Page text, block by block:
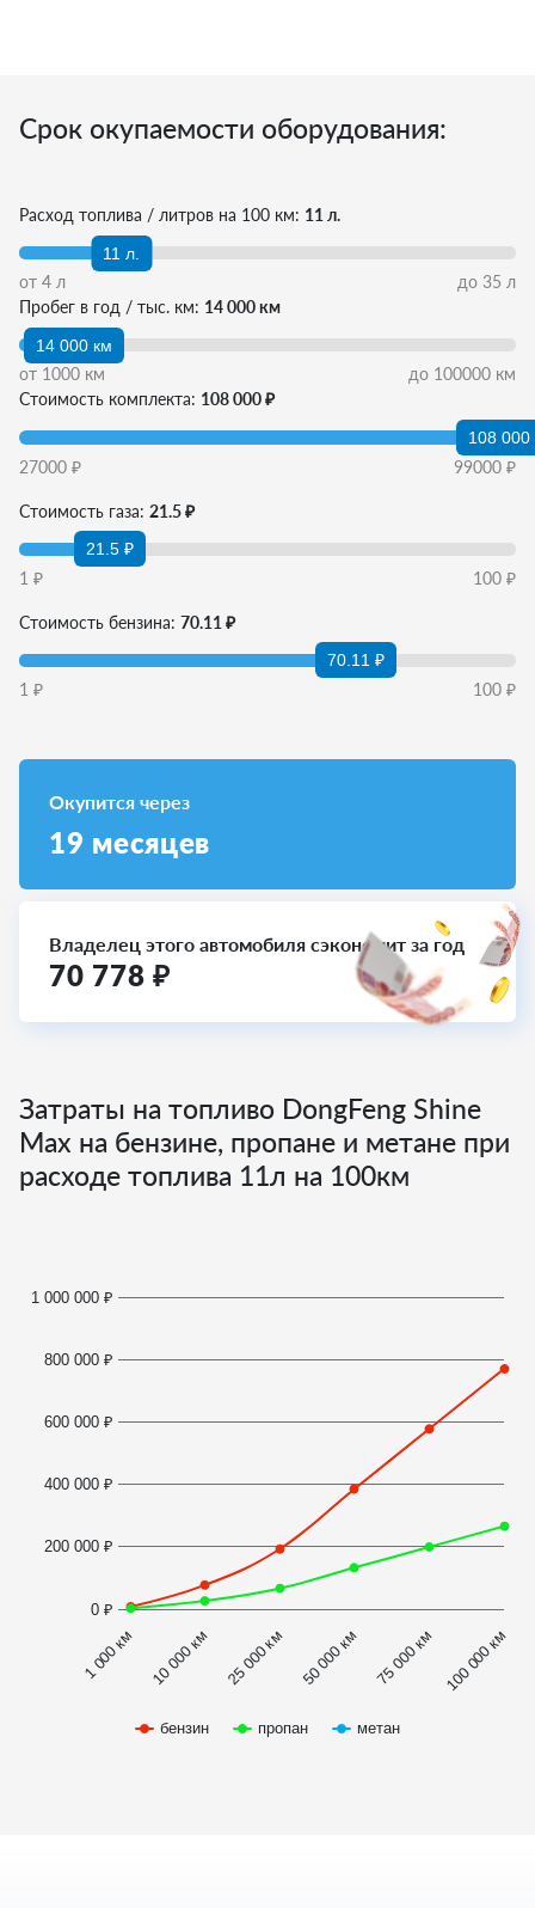
Срок окупаемости оборудования:
Расход топлива / литров на 100 км: 11 л.
11 л.
от 4 л до 35 л
Пробег в год / тыс. км: 14 000 км
14 000 км
от 1000 км до 100000 км
Стоимость комплекта: 108 000 ₽
108 000
27000 ₽ 99000 ₽
Стоимость газа: 21.5 ₽
21.5 ₽
1 ₽ 100 ₽
Стоимость бензина: 70.11 ₽
70.11 ₽
1 ₽ 100 ₽
Окупится через
19 месяцев
Владелец этого автомобиля сэкономит за год
70 778 ₽
Затраты на топливо DongFeng Shine
Max на бензине, пропане и метане при
расходе топлива 11л на 100км
бензин пропан метан
1 000 км 10 000 км 25 000 км 50 000 км 75 000 км 100 000 км
0 ₽
200 000 ₽
400 000 ₽
600 000 ₽
800 000 ₽
1 000 000 ₽